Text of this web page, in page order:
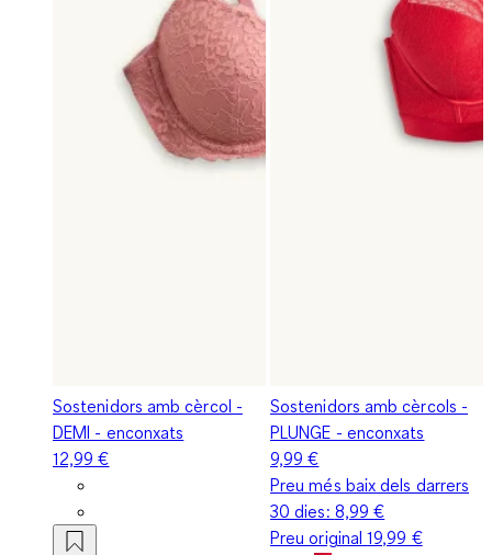
Sostenidors amb cèrcol -
DEMI - enconxats
12,99 €
Sostenidors amb cèrcols -
PLUNGE - enconxats
9,99 €
Preu més baix dels darrers
30 dies: 8,99 €
Preu original19,99 €